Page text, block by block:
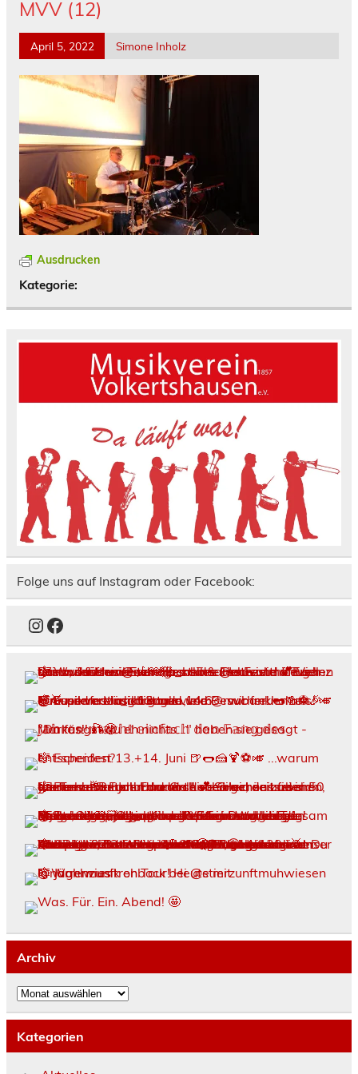
MVV (12)
April 5, 2022 Simone Inholz
Ausdrucken
Kategorie:
Folge uns auf Instagram oder Facebook:
Instagram
Facebook
Archiv
Archiv
Kategorien